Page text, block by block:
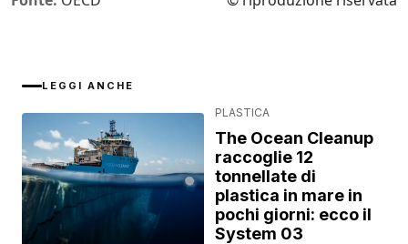
LEGGI ANCHE
PLASTICA
The Ocean Cleanup
raccoglie 12
tonnellate di
plastica in mare in
pochi giorni: ecco il
System 03